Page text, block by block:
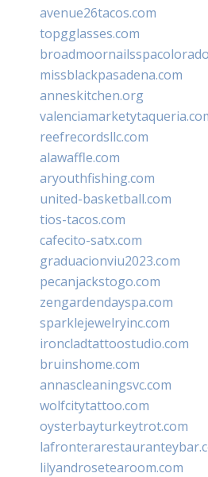
avenue26tacos.com
topgglasses.com
missblackpasadena.com
anneskitchen.org
reefrecordsllc.com
alawaffle.com
aryouthfishing.com
united-basketball.com
tios-tacos.com
cafecito-satx.com
graduacionviu2023.com
pecanjackstogo.com
zengardendayspa.com
sparklejewelryinc.com
ironcladtattoostudio.com
bruinshome.com
annascleaningsvc.com
wolfcitytattoo.com
oysterbayturkeytrot.com
lilyandrosetearoom.com